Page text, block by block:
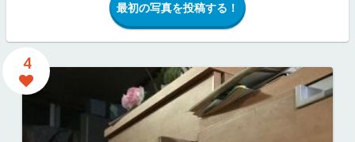
最初の写真を投稿する！
4